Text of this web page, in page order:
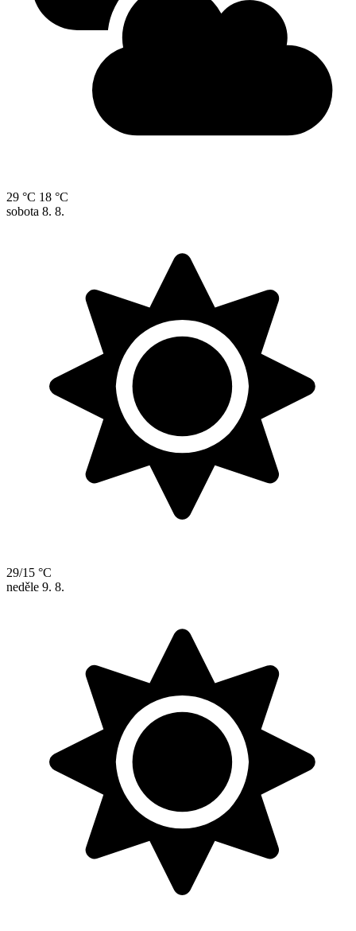
29 °C 18 °C
sobota 8. 8.
29/15 °C
neděle 9. 8.